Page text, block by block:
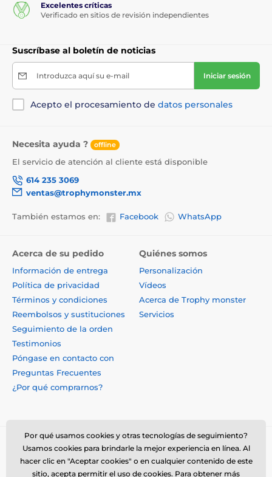
Excelentes críticas
Verificado en sitios de revisión independientes
Suscríbase al boletín de noticias
Introduzca aquí su e-mail Iniciar sesión
Acepto el procesamiento de datos personales
Necesita ayuda ? offline
El servicio de atención al cliente está disponible
614 235 3069
ventas@trophymonster.mx
También estamos en: Facebook WhatsApp
Acerca de su pedido
Información de entrega
Política de privacidad
Términos y condiciones
Reembolsos y sustituciones
Seguimiento de la orden
Testimonios
Póngase en contacto con
Preguntas Frecuentes
¿Por qué comprarnos?
Quiénes somos
Personalización
Vídeos
Acerca de Trophy monster
Servicios
Por qué usamos cookies y otras tecnologías de seguimiento?
Usamos cookies para brindarle la mejor experiencia en línea. Al
hacer clic en "Aceptar cookies" o en cualquier contenido de este
sitio, acepta permitir el uso de cookies. Para obtener más